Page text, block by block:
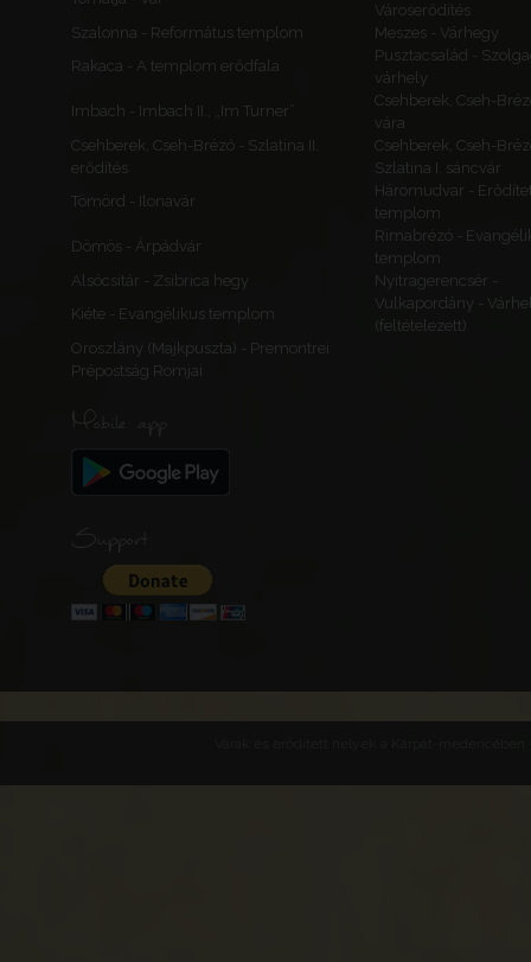
Városerődítés
Szalonna - Református templom
Meszes - Várhegy
Rakaca - A templom erődfala
Pusztacsalád -
várhely
Imbach - Imbach II., „Im Turner”
Csehberek, Cseh-
vára
Csehberek, Cseh-Brézó - Szlatina II.
erődítés
Csehberek, Cseh-
Szlatina I. sáncvár
Tömörd - Ilonavár
Háromudvar -
templom
Dömös - Árpádvár
Rimabrézó -
templom
Alsócsitár - Zsibrica hegy
Nyitragerencsér -
Kiéte - Evangélikus templom
Vulkapordány -
(feltételezett)
Oroszlány (Majkpuszta) - Premontrei
Prépostság Romjai
Mobile app
Support